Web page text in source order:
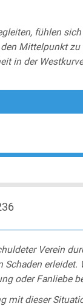
fühlen
Mittelpunkt
in der
Verein
erleidet.
oder Fanliebe
mit dieser